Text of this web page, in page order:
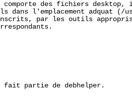
comporte des fichiers desktop,
dans l'emplacement adquat (
/
par les outils
fait partie de debhelper.